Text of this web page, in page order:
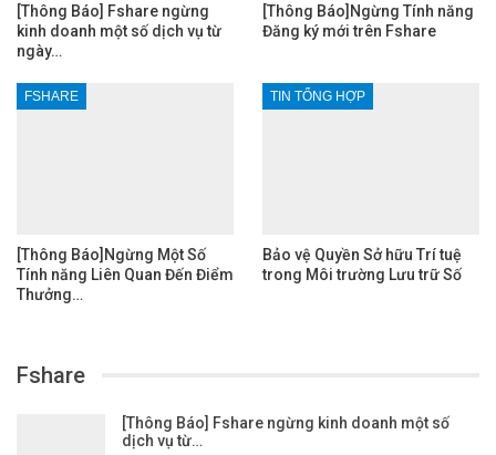
[Thông Báo] Fshare ngừng
kinh doanh một số dịch vụ từ
ngày…
[Thông Báo]Ngừng Tính năng
Đăng ký mới trên Fshare
FSHARE
[Thông Báo]Ngừng Một Số
Tính năng Liên Quan Đến Điểm
Thưởng…
TIN TỔNG HỢP
Bảo vệ Quyền Sở hữu Trí tuệ
trong Môi trường Lưu trữ Số
Fshare
[Thông Báo] Fshare ngừng kinh doanh một số
dịch vụ từ…